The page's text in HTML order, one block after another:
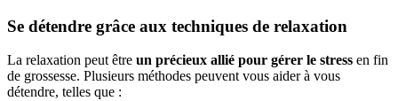
Se détendre grâce aux techniques de relaxation
La relaxation peut être un précieux allié pour gérer le stress en fin
de grossesse. Plusieurs méthodes peuvent vous aider à vous
détendre, telles que :